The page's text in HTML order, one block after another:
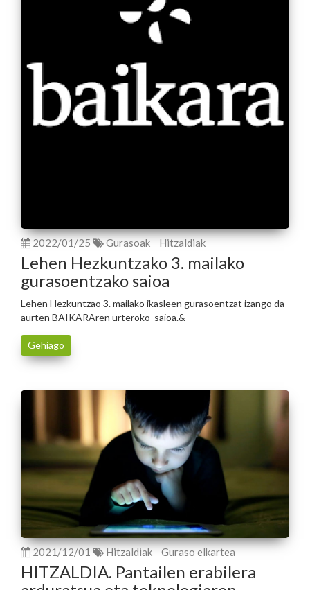
2022/01/25 Gurasoak Hitzaldiak
Lehen Hezkuntzako 3. mailako
gurasoentzako saioa
Lehen Hezkuntzao 3. mailako ikasleen gurasoentzat izango da
aurten BAIKARAren urteroko saioa.&
Gehiago
2021/12/01 Hitzaldiak Guraso elkartea
HITZALDIA. Pantailen erabilera